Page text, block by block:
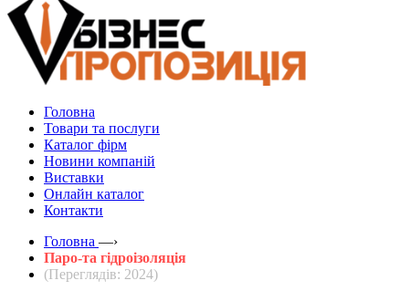
Головна
Товари та послуги
Каталог фірм
Новини компаній
Виставки
Онлайн каталог
Контакти
Головна —›
Паро-та гідроізоляція
(Переглядів: 2024)